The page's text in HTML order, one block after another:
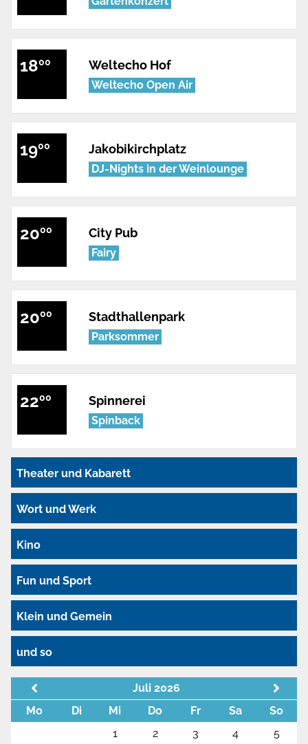
1800 Weltecho Hof
Weltecho Open Air
1900 Jakobikirchplatz
DJ-Nights in der Weinlounge
2000 City Pub
Fairy
2000 Stadthallenpark
Parksommer
2200 Spinnerei
Spinback
Theater und Kabarett
Wort und Werk
Kino
Fun und Sport
Klein und Gemein
und so
Juli 2026
Mo
Di Mi Do Fr Sa
So
1
2 3 4
5